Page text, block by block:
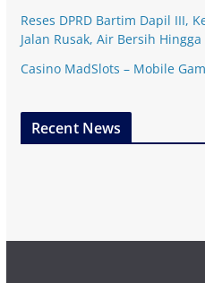
Reses DPRD Bartim Dapil III,
Jalan Rusak, Air Bersih
Casino MadSlots – Mobile
Recent News